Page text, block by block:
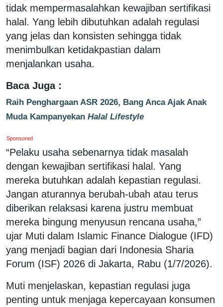
tidak mempermasalahkan kewajiban sertifikasi
halal. Yang lebih dibutuhkan adalah regulasi
yang jelas dan konsisten sehingga tidak
menimbulkan ketidakpastian dalam
menjalankan usaha.
Baca Juga :
Raih Penghargaan ASR 2026, Bang Anca Ajak Anak
Muda Kampanyekan Halal Lifestyle
Sponsored
“Pelaku usaha sebenarnya tidak masalah
dengan kewajiban sertifikasi halal. Yang
mereka butuhkan adalah kepastian regulasi.
Jangan aturannya berubah-ubah atau terus
diberikan relaksasi karena justru membuat
mereka bingung menyusun rencana usaha,”
ujar Muti dalam Islamic Finance Dialogue (IFD)
yang menjadi bagian dari Indonesia Sharia
Forum (ISF) 2026 di Jakarta, Rabu (1/7/2026).
Muti menjelaskan, kepastian regulasi juga
penting untuk menjaga kepercayaan konsumen